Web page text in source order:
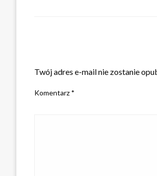
Twój adres e-mail nie zostanie
Komentarz *